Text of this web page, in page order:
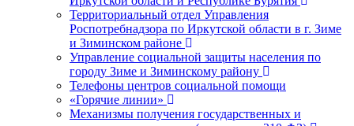
Территориальный отдел Управления
Роспотребнадзора по Иркутской области в г. Зиме
и Зиминском районе
Управление социальной защиты населения по
городу Зиме и Зиминскому району
Телефоны центров социальной помощи
«Горячие линии»
Механизмы получения государственных и